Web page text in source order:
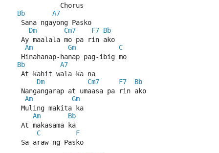
             Chorus
Bb
A7
   Sana ngayong Pasko
Dm
Cm7 F7 Bb
   Ay maalala mo pa rin ako
Am
Gm
C
   Hinahanap-hanap pag-ibig mo
Bb
A7
   At kahit wala ka na
Dm
Cm7 F7
Bb
   Nangangarap at umaasa pa rin ako
Am
Gm
   Muling makita ka
Am
Bb
   At makasama ka
C
F
   Sa araw ng Pasko